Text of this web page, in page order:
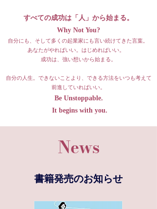
すべての成功は「人」から始まる。
Why Not You?
自分にも、そして多くの起業家にも言い続けてきた言葉。
あなたがやればいい。はじめればいい。
成功は、強い想いから始まる。
自分の人生。できないことより、できる方法をいつも考えて
前進していればいい。
Be Unstoppable.
It begins with you.
News
書籍発売のお知らせ